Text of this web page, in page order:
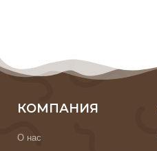
КОМПАНИЯ
О нас